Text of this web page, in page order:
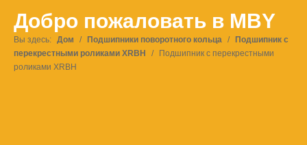
Добро пожаловать в MBY
Вы здесь: Дом / Подшипники поворотного кольца /
Подшипник с
перекрестными роликами XRBH
/
Подшипник с перекрестными
роликами XRBH